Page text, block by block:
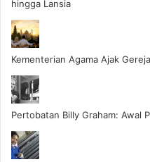
hingga Lansia
Kementerian Agama Ajak
Pertobatan Billy Graham: Awal